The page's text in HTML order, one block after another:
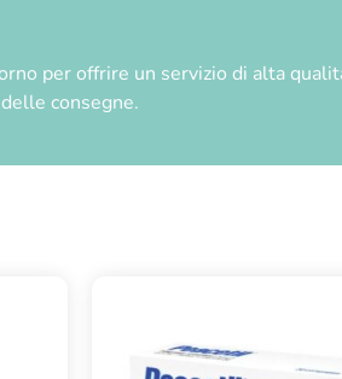
per offrire un servizio di alta
consegne.